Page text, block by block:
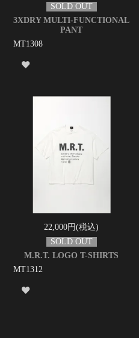
3XDRY MULTI-FUNCTIONAL
PANT
MT1308
22,000円(税込)
M.R.T. LOGO T-SHIRTS
MT1312